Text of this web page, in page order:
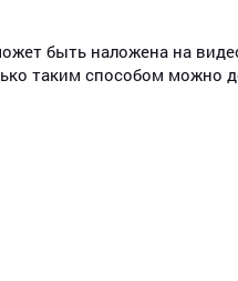
быть наложена на
таким способом можно